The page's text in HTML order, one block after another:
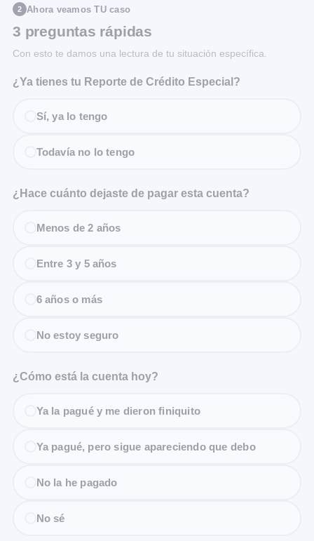
2 Ahora veamos TU caso
3 preguntas rápidas
Con esto te damos una lectura de tu situación específica.
¿Ya tienes tu Reporte de Crédito Especial?
Sí, ya lo tengo
Todavía no lo tengo
¿Hace cuánto dejaste de pagar esta cuenta?
Menos de 2 años
Entre 3 y 5 años
6 años o más
No estoy seguro
¿Cómo está la cuenta hoy?
Ya la pagué y me dieron finiquito
Ya pagué, pero sigue apareciendo que debo
No la he pagado
No sé